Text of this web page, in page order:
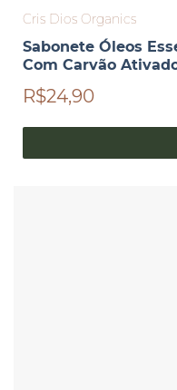
Cris Dios Organics
Sabonete Óleos
Com Carvão
R$24,90